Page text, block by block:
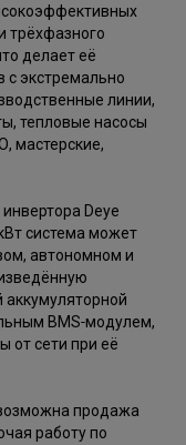
трёхфазного
делает её
экстремально
линии,
тепловые насосы
мастерские,
Deye
система может
автономном и
BMS‑модулем,
от сети при её
продажа
работу по